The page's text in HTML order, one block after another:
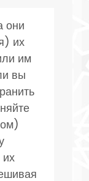
они
их
им
вы